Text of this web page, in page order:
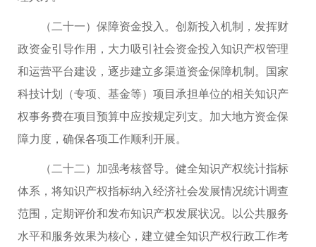
（二十一）保障资金投入。创新投入机制，发挥财
政资金引导作用，大力吸引社会资金投入知识产权管理
和运营平台建设，逐步建立多渠道资金保障机制。国家
科技计划（专项、基金等）项目承担单位的相关知识产
权事务费在项目预算中应按规定列支。加大地方资金保
障力度，确保各项工作顺利开展。
（二十二）加强考核督导。健全知识产权统计指标
体系，将知识产权指标纳入经济社会发展情况统计调查
范围，定期评价和发布知识产权发展状况。以公共服务
水平和服务效果为核心，建立健全知识产权行政工作考